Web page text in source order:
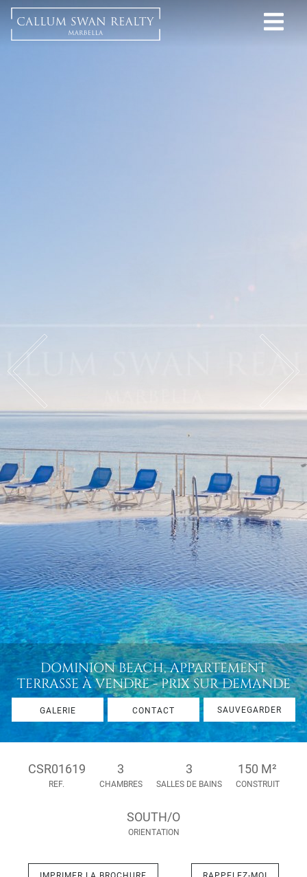
DOMINION BEACH, APPARTEMENT
TERRASSE À VENDRE - PRIX SUR DEMANDE
GALERIE CONTACT SAUVEGARDER
CSR01619
REF.
3
CHAMBRES
3
SALLES DE BAINS
150 M²
CONSTRUIT
SOUTH/O
ORIENTATION